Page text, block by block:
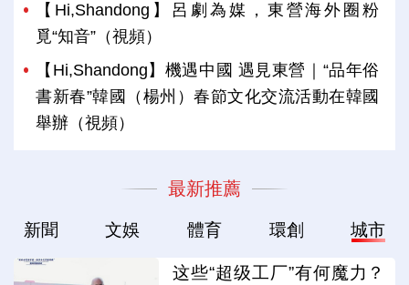
【Hi,Shandong】呂劇為媒，東營海外圈粉
覓“知音”（視頻）
【Hi,Shandong】機遇中國 遇見東營｜“品年俗
書新春”韓國（楊州）春節文化交流活動在韓國
舉辦（視頻）
最新推薦
新聞 文娛 體育 環創 城市
这些“超级工厂”有何魔力？